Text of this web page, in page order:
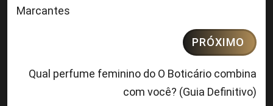
Marcantes
PRÓXIMO
Qual perfume feminino do O Boticário combina
com você? (Guia Definitivo)